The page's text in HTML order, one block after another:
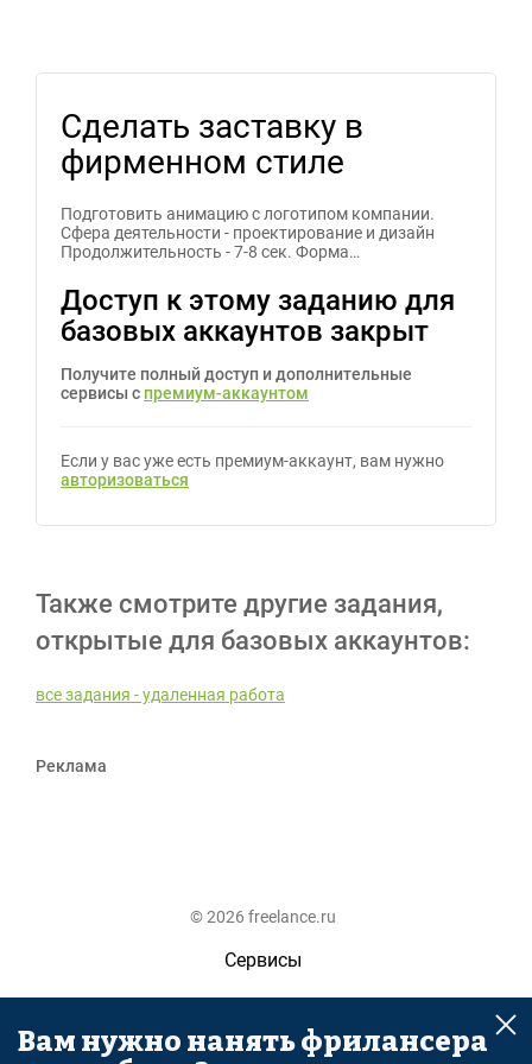
Сделать заставку в
фирменном стиле
Подготовить анимацию с логотипом компании.
Сфера деятельности - проектирование и дизайн
Продолжительность - 7-8 сек. Форма…
Доступ к этому заданию для
базовых аккаунтов закрыт
Получите полный доступ и дополнительные
сервисы с премиум-аккаунтом
Если у вас уже есть премиум-аккаунт, вам нужно
авторизоваться
Также смотрите другие задания,
открытые для базовых аккаунтов:
все задания - удаленная работа
Реклама
© 2026 freelance.ru
Сервисы
Помощь
Поиск
Вам нужно нанять фрилансера